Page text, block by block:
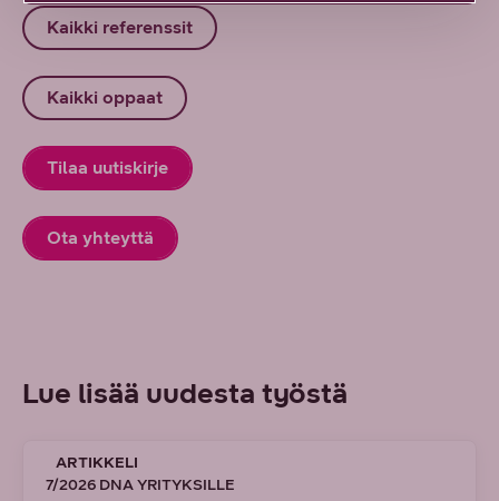
Kaikki referenssit
Kaikki oppaat
Tilaa uutiskirje
Ota yhteyttä
Lue lisää uudesta työstä
ARTIKKELI
7/2026 DNA YRITYKSILLE